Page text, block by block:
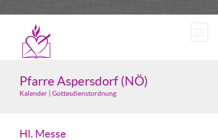
Pfarre Aspersdorf (NÖ)
Kalender | Gottesdienstordnung
Hl. Messe